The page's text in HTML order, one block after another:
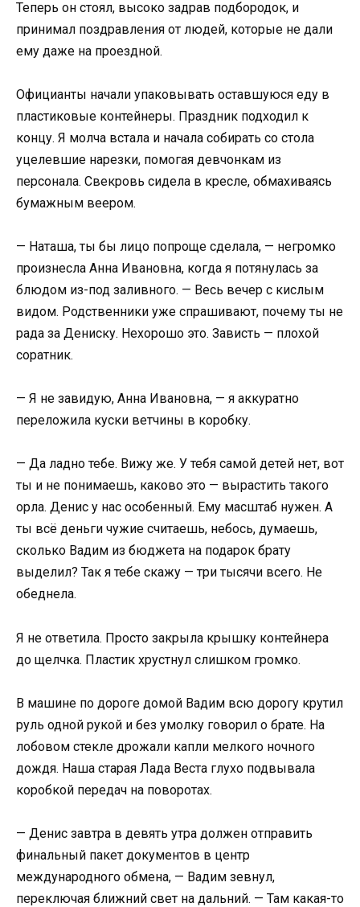
Теперь он стоял, высоко задрав подбородок, и
принимал поздравления от людей, которые не дали
ему даже на проездной.
Официанты начали упаковывать оставшуюся еду в
пластиковые контейнеры. Праздник подходил к
концу. Я молча встала и начала собирать со стола
уцелевшие нарезки, помогая девчонкам из
персонала. Свекровь сидела в кресле, обмахиваясь
бумажным веером.
— Наташа, ты бы лицо попроще сделала, — негромко
произнесла Анна Ивановна, когда я потянулась за
блюдом из-под заливного. — Весь вечер с кислым
видом. Родственники уже спрашивают, почему ты не
рада за Дениску. Нехорошо это. Зависть — плохой
соратник.
— Я не завидую, Анна Ивановна, — я аккуратно
переложила куски ветчины в коробку.
— Да ладно тебе. Вижу же. У тебя самой детей нет, вот
ты и не понимаешь, каково это — вырастить такого
орла. Денис у нас особенный. Ему масштаб нужен. А
ты всё деньги чужие считаешь, небось, думаешь,
сколько Вадим из бюджета на подарок брату
выделил? Так я тебе скажу — три тысячи всего. Не
обеднела.
Я не ответила. Просто закрыла крышку контейнера
до щелчка. Пластик хрустнул слишком громко.
В машине по дороге домой Вадим всю дорогу крутил
руль одной рукой и без умолку говорил о брате. На
лобовом стекле дрожали капли мелкого ночного
дождя. Наша старая Лада Веста глухо подвывала
коробкой передач на поворотах.
— Денис завтра в девять утра должен отправить
финальный пакет документов в центр
международного обмена, — Вадим зевнул,
переключая ближний свет на дальний. — Там какая-то